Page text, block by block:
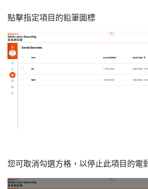
點擊指定項目的鉛筆圖標
您可取消勾選方格，以停止此項目的電